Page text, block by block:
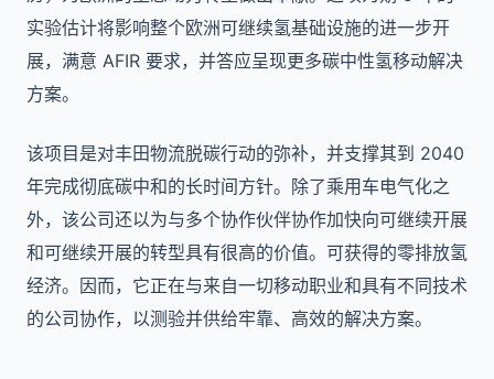
实验估计将影响整个欧洲可继续氢基础设施的进一步开
展，满意 AFIR 要求，并答应呈现更多碳中性氢移动解决
方案。
该项目是对丰田物流脱碳行动的弥补，并支撑其到 2040
年完成彻底碳中和的长时间方针。除了乘用车电气化之
外，该公司还以为与多个协作伙伴协作加快向可继续开展
和可继续开展的转型具有很高的价值。可获得的零排放氢
经济。因而，它正在与来自一切移动职业和具有不同技术
的公司协作，以测验并供给牢靠、高效的解决方案。